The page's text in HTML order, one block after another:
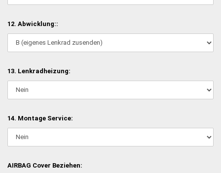
12. Abwicklung::
13. Lenkradheizung:
14. Montage Service:
AIRBAG Cover Beziehen: